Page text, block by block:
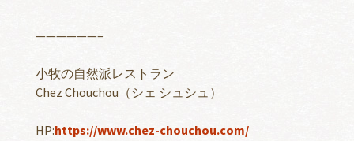
——————–
小牧の自然派レストラン
Chez Chouchou（シェ シュシュ）
HP:https://www.chez-chouchou.com/